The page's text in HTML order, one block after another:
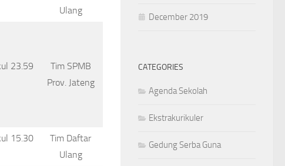
Ulang
23.59
Tim SPMB
Prov. Jateng
15.30
Tim Daftar
Ulang
December 2019
CATEGORIES
Agenda Sekolah
Ekstrakurikuler
Gedung Serba Guna